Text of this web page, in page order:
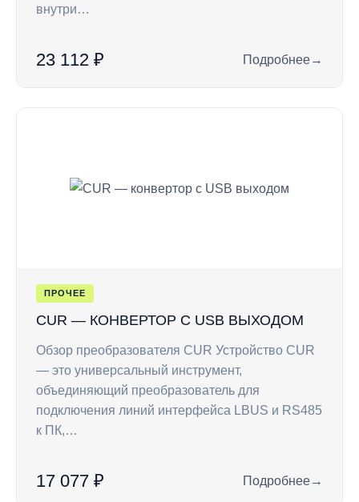
внутри…
23 112 ₽ Подробнее
: LQB —
→
ПРОЧЕЕ
CUR — КОНВЕРТОР С USB ВЫХОДОМ
Обзор преобразователя CUR Устройство CUR
— это универсальный инструмент,
объединяющий преобразователь для
подключения линий интерфейса LBUS и RS485
к ПК,…
17 077 ₽ Подробнее
: CUR —
→